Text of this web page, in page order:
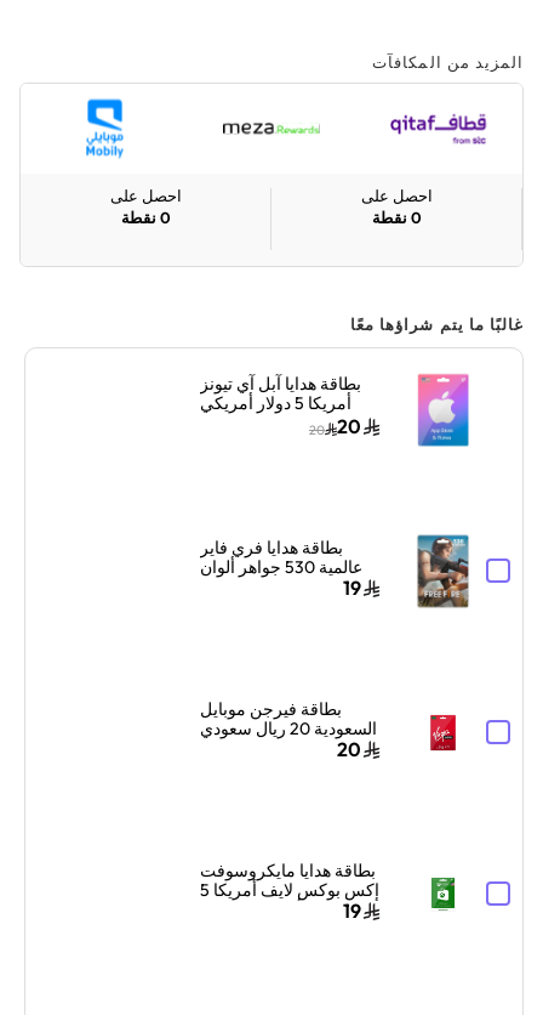
المزيد من المكافآت
احصل على
0 نقطة
احصل على
0 نقطة
غالبًا ما يتم شراؤها معًا
بطاقة هدايا آبل آي تيونز
أمريكا 5 دولار أمريكي
إرسال الكود الرقمي
بالبريد الإلكتروني أزرق/
20
20
بطاقة هدايا فري فاير
عالمية 530 جواهر ألوان
19
بطاقة فيرجن موبايل
السعودية 20 ريال سعودي
إرسال الرمز الرقمي20
بطاقة هدايا مايكروسوفت
إكس بوكس لايف أمريكا 5
19